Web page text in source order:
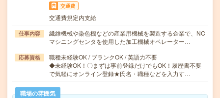
交通費
交通費規定内支給
仕事内容
繊維機械や染色機などの産業用機械を製造する企業で、NC
マシニングセンタを使用した加工機械オペレーター…
応募資格
職種未経験OK / ブランクOK / 英語力不要
◆未経験OK！〇まずは事前登録だけでもOK！履歴書不要
で気軽にオンライン登録★氏名・職種などを入力す…
職場の雰囲気